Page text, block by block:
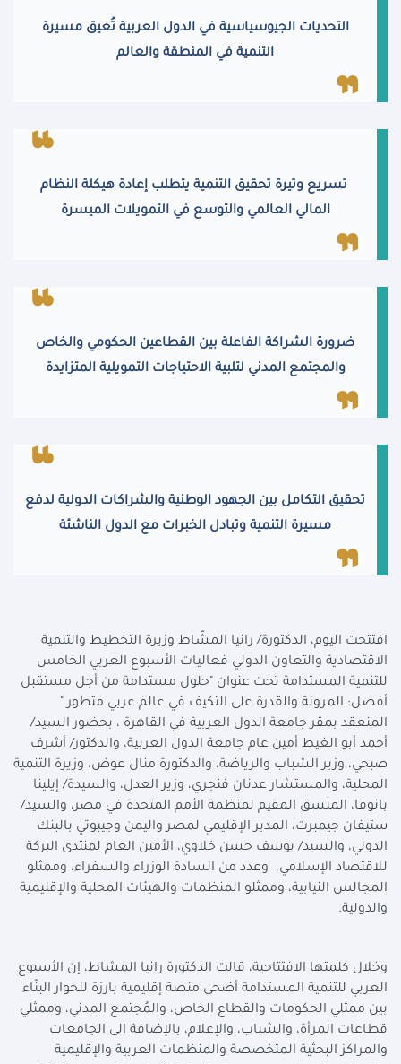
التحديات الجيوسياسية في الدول العربية تُعيق مسيرة
التنمية في المنطقة والعالم
تسريع وتيرة تحقيق التنمية يتطلب إعادة هيكلة النظام
المالي العالمي والتوسع في التمويلات الميسرة
ضرورة الشراكة الفاعلة بين القطاعين الحكومي والخاص
والمجتمع المدني لتلبية الاحتياجات التمويلية المتزايدة
تحقيق التكامل بين الجهود الوطنية والشراكات الدولية لدفع
مسيرة التنمية وتبادل الخبرات مع الدول الناشئة
افتتحت اليوم، الدكتورة/ رانيا المشّاط وزيرة التخطيط والتنمية
الاقتصادية والتعاون الدولي فعاليات الأسبوع العربي الخامس
للتنمية المستدامة تحت عنوان "حلول مستدامة من أجل مستقبل
أفضل: المرونة والقدرة على التكيف في عالم عربي متطور "
المنعقد بمقر جامعة الدول العربية في القاهرة ، بحضور السيد/
أحمد أبو الغيط أمين عام جامعة الدول العربية، والدكتور/ أشرف
صبحي، وزير الشباب والرياضة، والدكتورة منال عوض، وزيرة التنمية
المحلية، والمستشار عدنان فنجري، وزير العدل، والسيدة/ إيلينا
بانوفا، المنسق المقيم لمنظمة الأمم المتحدة في مصر، والسيد/
ستيفان جيمبرت، المدير الإقليمي لمصر واليمن وجيبوتي بالبنك
الدولي، والسيد/ يوسف حسن خلاوي، الأمين العام لمنتدى البركة
للاقتصاد الإسلامي، وعدد من السادة الوزراء والسفراء، وممثلو
المجالس النيابية، وممثلو المنظمات والهيئات المحلية والإقليمية
والدولية.
وخلال كلمتها الافتتاحية، قالت الدكتورة رانيا المشاط، إن الأسبوع
العربي للتنمية المستدامة أضحى منصة إقليمية بارزة للحوار البنّاء
بين ممثلي الحكومات والقطاع الخاص، والمُجتمع المدني، وممثلي
قطاعات المرأة، والشباب، والإعلام، بالإضافة الى الجامعات
والمراكز البحثية المتخصصة والمنظمات العربية والإقليمية